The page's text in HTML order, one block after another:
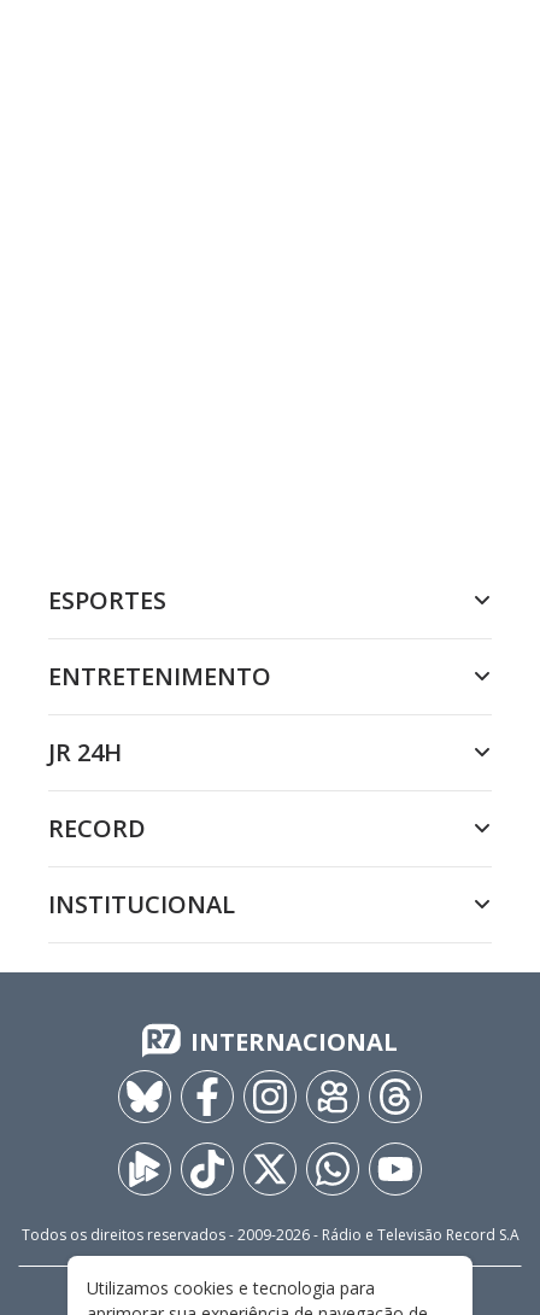
ESPORTES
ENTRETENIMENTO
JR 24H
RECORD
INSTITUCIONAL
INTERNACIONAL
Todos os direitos reservados - 2009-2026- Rádio e Televisão Record S.A
FALE CONOSCO PRIVACIDADE
Utilizamos cookies e tecnologia para